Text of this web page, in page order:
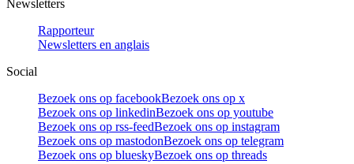
Newsletters
Rapporteur
Newsletters en anglais
Social
Bezoek ons op facebookBezoek ons op x
Bezoek ons op linkedinBezoek ons op youtube
Bezoek ons op rss-feedBezoek ons op instagram
Bezoek ons op mastodonBezoek ons op telegram
Bezoek ons op blueskyBezoek ons op threads